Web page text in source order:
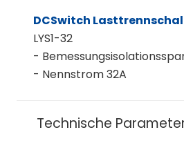
DCSwitch
LYS1-32
-
- Nennstrom 32A
Technische